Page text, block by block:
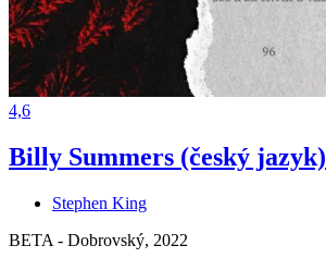
4,6
Billy Summers (český jazyk)
Stephen King
BETA - Dobrovský, 2022